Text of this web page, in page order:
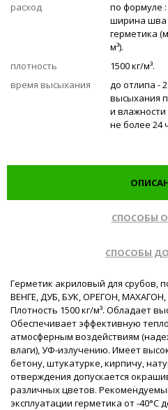
расход
по формуле :
ширина шва
герметика
м³).
плотность
1500 кг/м³.
время высыхания
до отлипа -
высыхания
и влажности
не более 24
СПОСОБЫ
СПОСОБЫ
Герметик акриловый для срубов,
ВЕНГЕ, ДУБ, БУК, ОРЕГОН, МАХАГОН,
Плотность 1500 кг/м³. Обладает
Обеспечивает эффективную
атмосферным воздействиям
влаги), УФ-излучению. Имеет
бетону, штукатурке, кирпичу,
отверждения допускается
различных цветов.
эксплуатации герметика от -40°С